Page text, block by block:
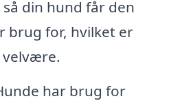
din hund får den
brug for, hvilket er
har brug for